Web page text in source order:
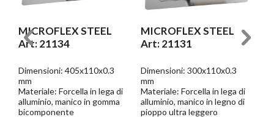
MICROFLEX STEEL
Art: 21134
Dimensioni: 405x110x0.3
mm
Materiale: Forcella in lega di
alluminio, manico in gomma
bicomponente
MICROFLEX STEEL
Art: 21131
Dimensioni: 300x110x0.3
mm
Materiale: Forcella in lega di
alluminio, manico in legno di
pioppo ultra leggero